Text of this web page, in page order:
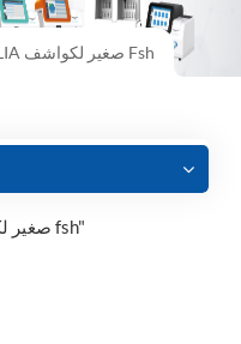
نظام CLIA صغير لكواشف Fsh
1 ل تدجو جئاتنلا "نظام CLIA صغير لكواشف fsh"